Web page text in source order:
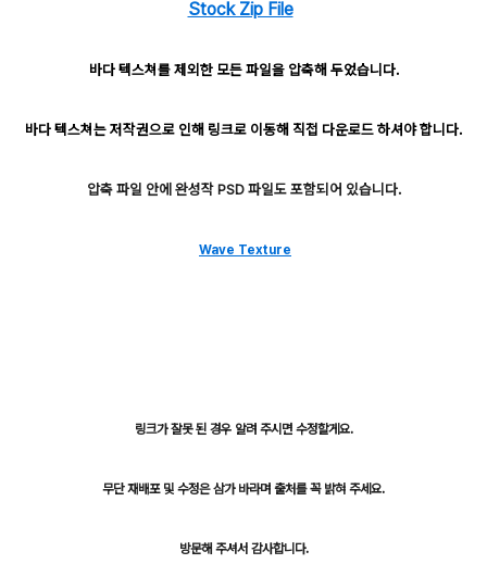
Stock Zip File
바다 텍스쳐를 제외한 모든 파일을 압축해 두었습니다.
바다 텍스쳐는 저작권으로 인해 링크로 이동해 직접 다운로드 하셔야 합니다.
압축 파일 안에 완성작 PSD 파일도 포함되어 있습니다.
Wave Texture
링크가 잘못 된 경우 알려 주시면 수정할게요.
무단 재배포 및 수정은 삼가 바라며 출처를 꼭 밝혀 주세요.
방문해 주셔서 감사합니다.